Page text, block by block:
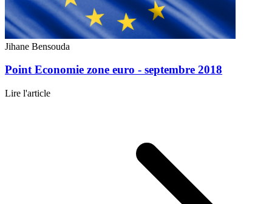
Jihane Bensouda
Point Economie zone euro - septembre 2018
Lire l'article